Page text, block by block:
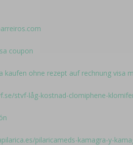
coupon
kaufen ohne rezept auf rechnung visa
stvf-låg-kostnad-clomiphene-
pilaricameds-kamagra-y-